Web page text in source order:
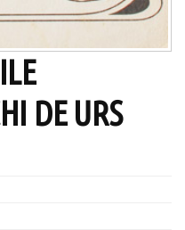
DE URS